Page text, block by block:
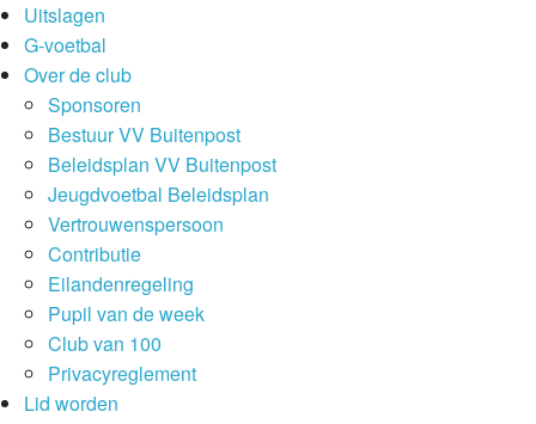
Uitslagen
G-voetbal
Over de club
Sponsoren
Bestuur VV Buitenpost
Beleidsplan VV Buitenpost
Jeugdvoetbal Beleidsplan
Vertrouwenspersoon
Contributie
Eilandenregeling
Pupil van de week
Club van 100
Privacyreglement
Lid worden